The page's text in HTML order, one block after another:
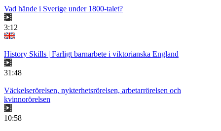
Vad hände i Sverige under 1800-talet?
3:12
History Skills | Farligt barnarbete i viktorianska England
31:48
Väckelserörelsen, nykterhetsrörelsen, arbetarrörelsen och
kvinnorörelsen
10:58